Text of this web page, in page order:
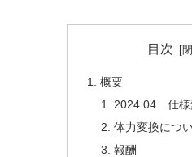
目次
概要
2024.04 仕様
体力変換につ
報酬